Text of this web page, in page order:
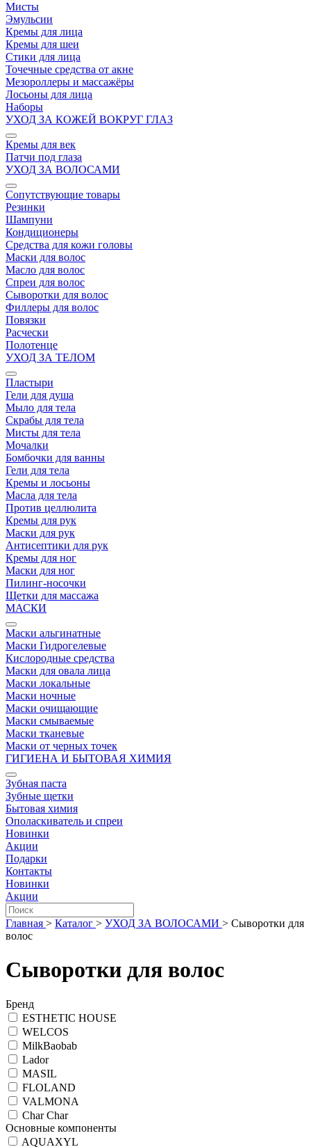
Мисты
Эмульсии
Кремы для лица
Кремы для шеи
Стики для лица
Точечные средства от акне
Мезороллеры и массажёры
Лосьоны для лица
Наборы
УХОД ЗА КОЖЕЙ ВОКРУГ ГЛАЗ
Кремы для век
Патчи под глаза
УХОД ЗА ВОЛОСАМИ
Сопутствующие товары
Резинки
Шампуни
Кондиционеры
Средства для кожи головы
Маски для волос
Масло для волос
Спреи для волос
Сыворотки для волос
Филлеры для волос
Повязки
Расчески
Полотенце
УХОД ЗА ТЕЛОМ
Пластыри
Гели для душа
Мыло для тела
Скрабы для тела
Мисты для тела
Мочалки
Бомбочки для ванны
Гели для тела
Кремы и лосьоны
Масла для тела
Против целлюлита
Кремы для рук
Маски для рук
Антисептики для рук
Кремы для ног
Маски для ног
Пилинг-носочки
Щетки для массажа
МАСКИ
Маски альгинатные
Маски Гидрогелевые
Кислородные средства
Маски для овала лица
Маски локальные
Маски ночные
Маски очищающие
Маски смываемые
Маски тканевые
Маски от черных точек
ГИГИЕНА И БЫТОВАЯ ХИМИЯ
Зубная паста
Зубные щетки
Бытовая химия
Ополаскиватель и спреи
Новинки
Акции
Подарки
Контакты
Новинки
Акции
Главная > Каталог > УХОД ЗА ВОЛОСАМИ > Сыворотки для
волос
Сыворотки для волос
Бренд
ESTHETIC HOUSE
WELCOS
MilkBaobab
Lador
MASIL
FLOLAND
VALMONA
Char Char
Основные компоненты
AQUAXYL